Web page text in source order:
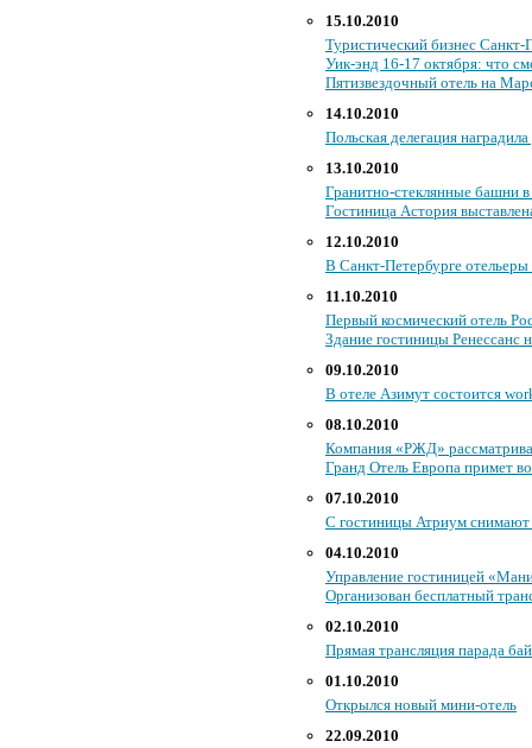
15.10.2010
Туристический бизнес Санкт-
Уик-энд 16-17 октября: что
Пятизвездочный отель на
14.10.2010
Польская делегация
13.10.2010
Гранитно-стеклянные башни
Гостиница Астория
12.10.2010
В Санкт-Петербурге отельеры
11.10.2010
Первый космический отель
Здание гостиницы Ренессанс
09.10.2010
В отеле Азимут состоится
08.10.2010
Компания «РЖД»
Гранд Отель Европа примет
07.10.2010
С гостиницы Атриум снимают
04.10.2010
Управление гостиницей
Организован бесплатный
02.10.2010
Прямая трансляция парада
01.10.2010
Открылся новый мини-отель
22.09.2010